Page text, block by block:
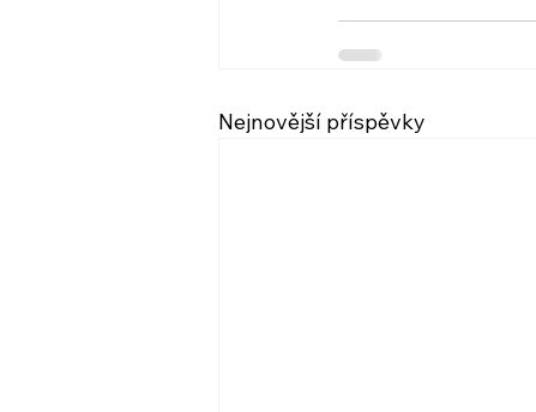
Nejnovější příspěvky